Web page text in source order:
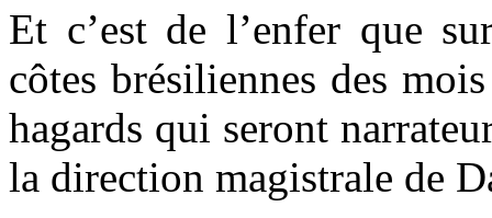
Et c’est de l’enfer que
côtes brésiliennes des
hagards qui seront
la direction magistrale de